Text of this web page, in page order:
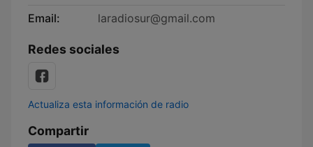
Email:
laradiosur@gmail.com
Redes sociales
Actualiza esta información de radio
Compartir